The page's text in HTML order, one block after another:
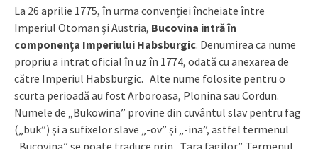
La 26 aprilie 1775, în urma convenției încheiate între
Imperiul Otoman și Austria, Bucovina intră în
componența Imperiului Habsburgic. Denumirea ca nume
propriu a intrat oficial în uz în 1774, odată cu anexarea de
către Imperiul Habsburgic. Alte nume folosite pentru o
scurta perioadă au fost Arboroasa, Plonina sau Cordun.
Numele de „Bukowina” provine din cuvântul slav pentru fag
(„buk”) și a sufixelor slave „-ov” și „-ina”, astfel termenul